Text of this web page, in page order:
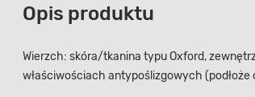
Opis produktu
Wierzch: skóra/tkanina typu Oxford,
właściwościach antypoślizgowych